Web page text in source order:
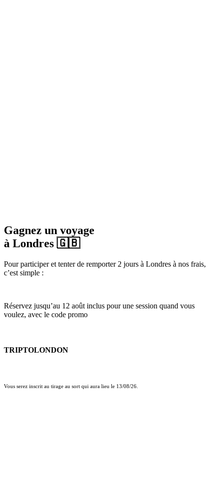
Gagnez un voyage
à Londres 🇬🇧
Pour participer et tenter de remporter 2 jours à Londres à nos frais,
c’est simple :
Réservez jusqu’au 12 août inclus pour une session quand vous
voulez, avec le code promo
TRIPTOLONDON
Vous serez inscrit au tirage au sort qui aura lieu le 13/08/26.